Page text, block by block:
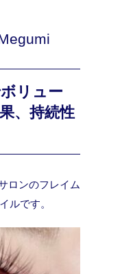
リュー
、持続性
ロンのフレイム
ルです。